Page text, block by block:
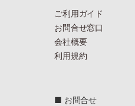
ご利用ガイド
お問合せ窓口
会社概要
利用規約
■ お問合せ